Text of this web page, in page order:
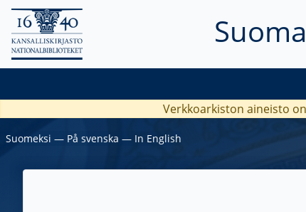
Verkkoarkiston aineisto
Suomeksi ― På svenska ― In English